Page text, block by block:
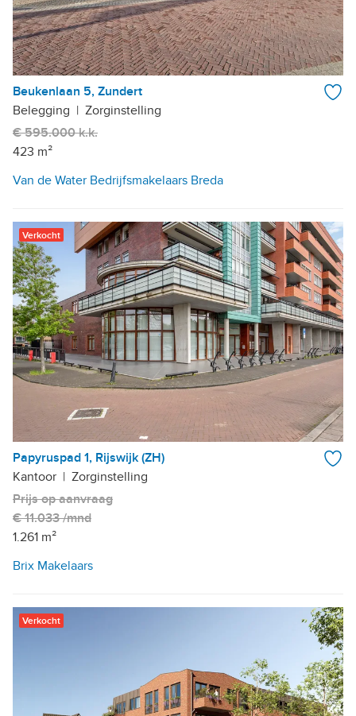
Beukenlaan 5, Zundert
Belegging | Zorginstelling
€ 595.000 k.k.
423 m²
Van de Water Bedrijfsmakelaars Breda
Verkocht
Papyruspad 1, Rijswijk (ZH)
Kantoor | Zorginstelling
Prijs op aanvraag
€ 11.033 /mnd
1.261 m²
Brix Makelaars
Verkocht